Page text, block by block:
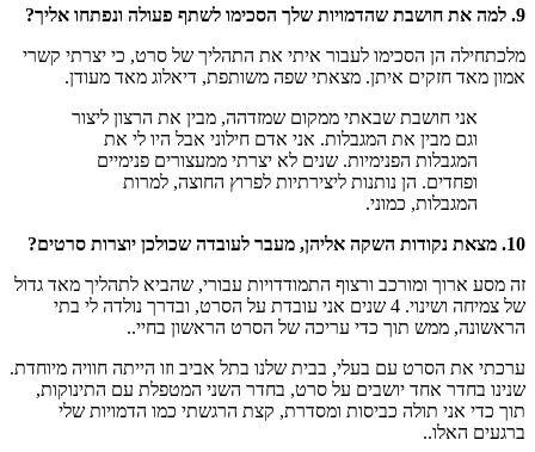
9. למה את חושבת שהדמויות שלך הסכימו לשתף פעולה ונפתחו אליך?
מלכתחילה הן הסכימו לעבור איתי את התהליך של סרט, כי יצרתי קשרי
אמון מאד חזקים איתן. מצאתי שפה משותפת, דיאלוג מאד מעודן.
אני חושבת שבאתי ממקום שמזדהה, מבין את הרצון ליצור
וגם מבין את המגבלות. אני אדם חילוני אבל היו לי את
המגבלות הפנימיות. שנים לא יצרתי ממעצורים פנימיים
ופחדים. הן נותנות ליצירתיות לפרוץ החוצה, למרות
המגבלות, כמוני.
10. מצאת נקודות השקה אליהן, מעבר לעובדה שכולכן יוצרות סרטים?
זה מסע ארוך ומורכב ורצוף התמודדויות עבורי, שהביא לתהליך מאד גדול
של צמיחה ושינוי. 4 שנים אני עובדת על הסרט, ובדרך נולדה לי בתי
הראשונה, ממש תוך כדי עריכה של הסרט הראשון בחיי..
ערכתי את הסרט עם בעלי, בבית שלנו בתל אביב וזו הייתה חוויה מיוחדת.
שנינו בחדר אחד יושבים על סרט, בחדר השני המטפלת עם התינוקות,
תוך כדי אני תולה כביסות ומסדרת, קצת הרגשתי כמו הדמויות שלי
ברגעים האלו..